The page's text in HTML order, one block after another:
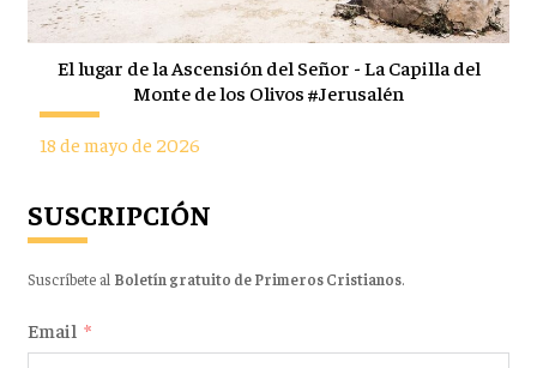
El lugar de la Ascensión del Señor - La Capilla del
Monte de los Olivos #Jerusalén
18 de mayo de 2026
SUSCRIPCIÓN
Suscríbete al Boletín gratuito de Primeros Cristianos.
Email